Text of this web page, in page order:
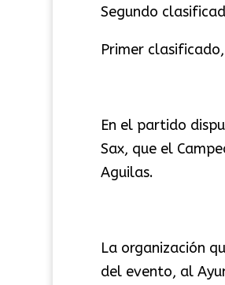
Segundo
Primer clasificado,
En el partido
Sax, que el
Aguilas.
La organización
del evento, al